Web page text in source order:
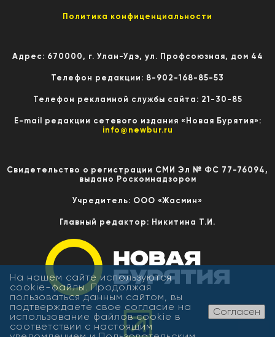
Политика конфиценциальности
Адрес: 670000, г. Улан-Удэ, ул. Профсоюзная, дом 44
Телефон редакции: 8-902-168-85-53
Телефон рекламной службы сайта: 21-30-85
E-mail редакции сетевого издания «Новая Бурятия»:
info@newbur.ru
Свидетельство о регистрации СМИ Эл № ФС 77-76094,
выдано Роскомнадзором
Учредитель: ООО «Жасмин»
Главный редактор: Никитина Т.И.
На нашем сайте используются
cookie-файлы. Продолжая
пользоваться данным сайтом, вы
подтверждаете свое согласие на
использование файлов cookie в
соответствии с настоящим
Согласен